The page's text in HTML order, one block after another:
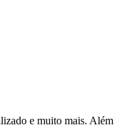
e muito mais.